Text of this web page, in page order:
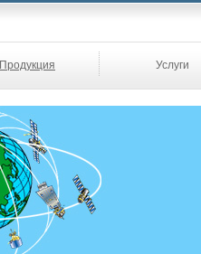
Продукция Услуги